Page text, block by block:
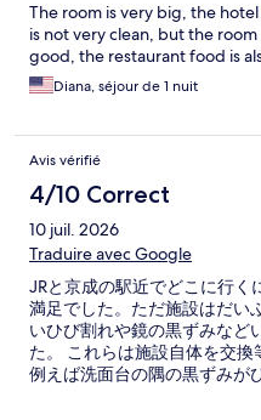
The room is very big, the
is not very clean, but the
good, the restaurant food is
Diana, séjour de 1 nuit
Avis vérifié
4/10 Correct
10 juil. 2026
Traduire avec Google
JRと京成の駅近でどこに行
満足でした。ただ施設はだい
いひび割れや鏡の黒ずみなど
た。 これらは施設自体を交換
例えば洗面台の隅の黒ずみが